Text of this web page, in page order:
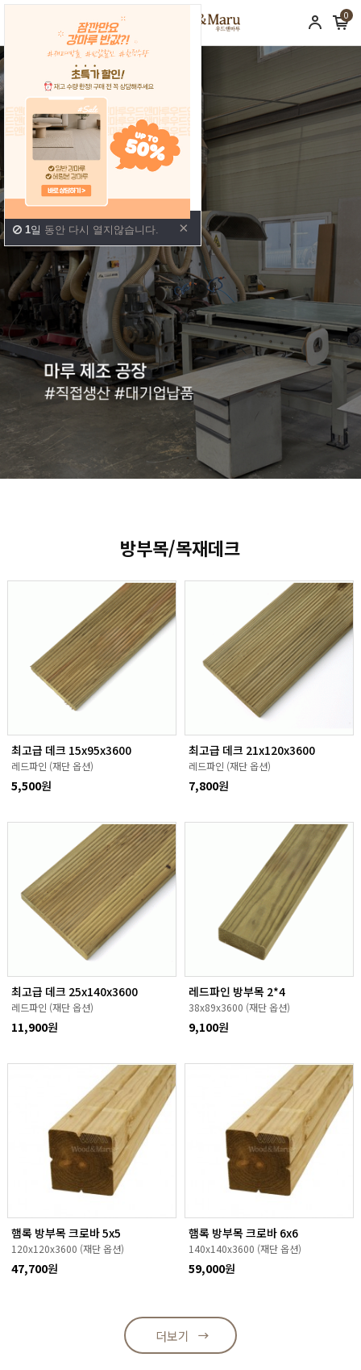
1일 동안 다시 열지않습니다. ×
0
방부목/목재데크
최고급 데크 15x95x3600
레드파인 (재단 옵션)
5,500원
최고급 데크 21x120x3600
레드파인 (재단 옵션)
7,800원
최고급 데크 25x140x3600
레드파인 (재단 옵션)
11,900원
레드파인 방부목 2*4
38x89x3600 (재단 옵션)
9,100원
햄록 방부목 크로바 5x5
120x120x3600 (재단 옵션)
47,700원
햄록 방부목 크로바 6x6
140x140x3600 (재단 옵션)
59,000원
더보기